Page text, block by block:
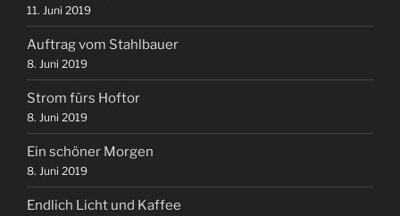
11. Juni 2019
Auftrag vom Stahlbauer
8. Juni 2019
Strom fürs Hoftor
8. Juni 2019
Ein schöner Morgen
8. Juni 2019
Endlich Licht und Kaffee